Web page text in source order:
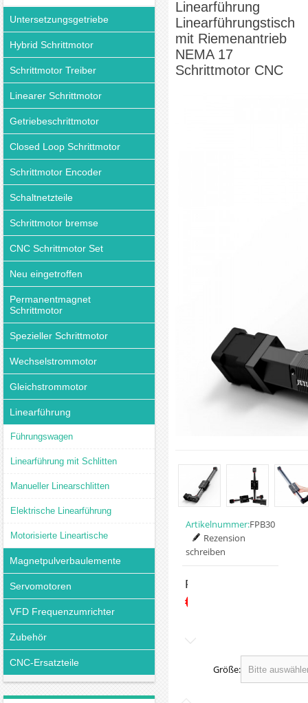
Untersetzungsgetriebe
Hybrid Schrittmotor
Schrittmotor Treiber
Linearer Schrittmotor
Getriebeschrittmotor
Closed Loop Schrittmotor
Schrittmotor Encoder
Schaltnetzteile
Schrittmotor bremse
CNC Schrittmotor Set
Neu eingetroffen
Permanentmagnet
Schrittmotor
Spezieller Schrittmotor
Wechselstrommotor
Gleichstrommotor
Linearführung
Führungswagen
Linearführung mit Schlitten
Manueller Linearschlitten
Elektrische Linearführung
Motorisierte Lineartische
Magnetpulverbaulemente
Servomotoren
VFD Frequenzumrichter
Zubehör
CNC-Ersatzteile
Linearführung
Linearführungstisch
mit Riemenantrieb
NEMA 17
Schrittmotor CNC
Artikelnummer:FPB30
Rezension
schreiben
Preis:
€199.20
Größe: